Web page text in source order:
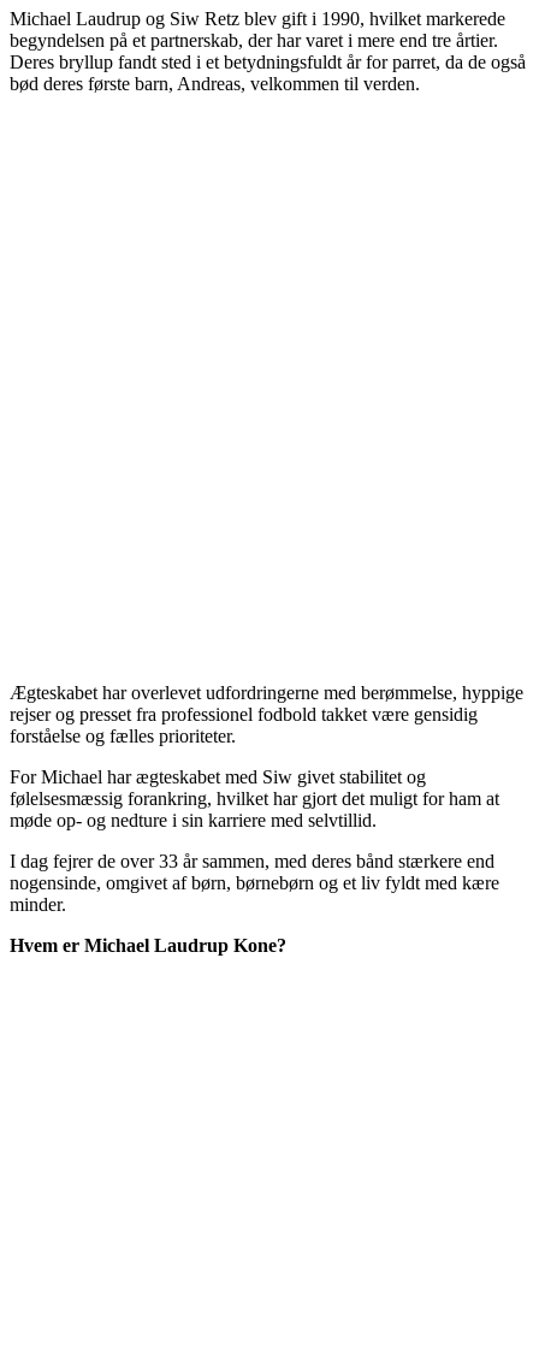
Michael Laudrup og Siw Retz blev gift i 1990, hvilket markerede
begyndelsen på et partnerskab, der har varet i mere end tre årtier.
Deres bryllup fandt sted i et betydningsfuldt år for parret, da de også
bød deres første barn, Andreas, velkommen til verden.
Ægteskabet har overlevet udfordringerne med berømmelse, hyppige
rejser og presset fra professionel fodbold takket være gensidig
forståelse og fælles prioriteter.
For Michael har ægteskabet med Siw givet stabilitet og
følelsesmæssig forankring, hvilket har gjort det muligt for ham at
møde op- og nedture i sin karriere med selvtillid.
I dag fejrer de over 33 år sammen, med deres bånd stærkere end
nogensinde, omgivet af børn, børnebørn og et liv fyldt med kære
minder.
Hvem er Michael Laudrup Kone?